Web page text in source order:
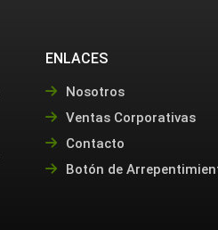
ENLACES
Nosotros
Ventas Corporativas
Contacto
Botón de